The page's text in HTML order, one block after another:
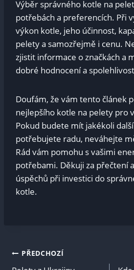
Výběr správného kotle na
potřebách a preferencích. Při
výkon kotle, jeho účinnost,
pelety a samozřejmě i cenu.
zjistit informace o značkách a
dobré hodnocení a
Doufám, že vám tento článek
nejlepšího kotle na pelety pro
Pokud budete mít jakékoli
potřebujete radu, neváhejte
Rád vám pomohu s vašimi
potřebami. Děkuji za přečtení
úspěchů při investici do
kotle.
Navigace
PŘEDCHOZÍ